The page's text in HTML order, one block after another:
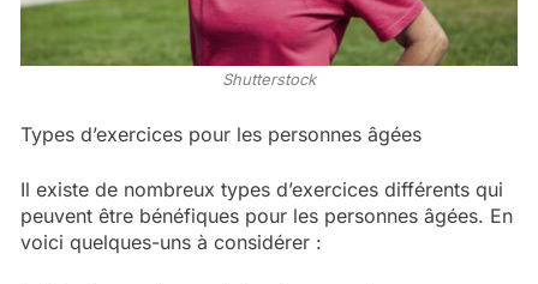
Shutterstock
Types d’exercices pour les personnes âgées
Il existe de nombreux types d’exercices différents qui
peuvent être bénéfiques pour les personnes âgées. En
voici quelques-uns à considérer :